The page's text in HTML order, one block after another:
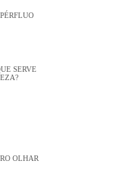
SERVE
OLHAR